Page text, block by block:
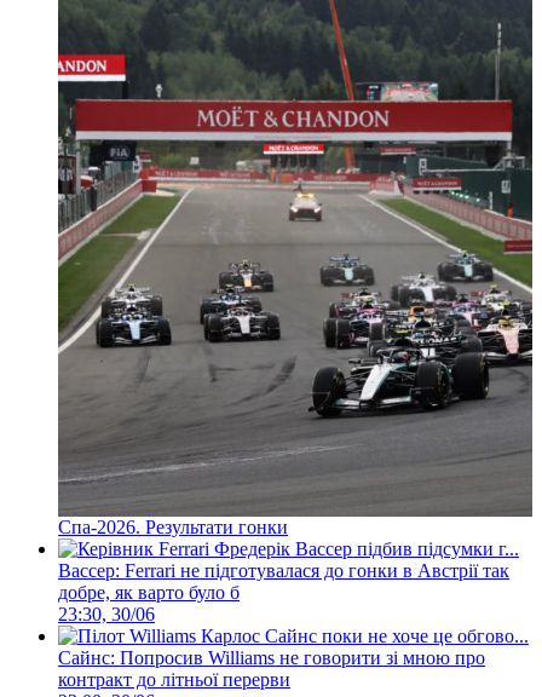
Спа-2026. Результати гонки
Вассер: Ferrari не підготувалася до гонки в Австрії так
добре, як варто було б
23:30, 30/06
Сайнс: Попросив Williams не говорити зі мною про
контракт до літньої перерви